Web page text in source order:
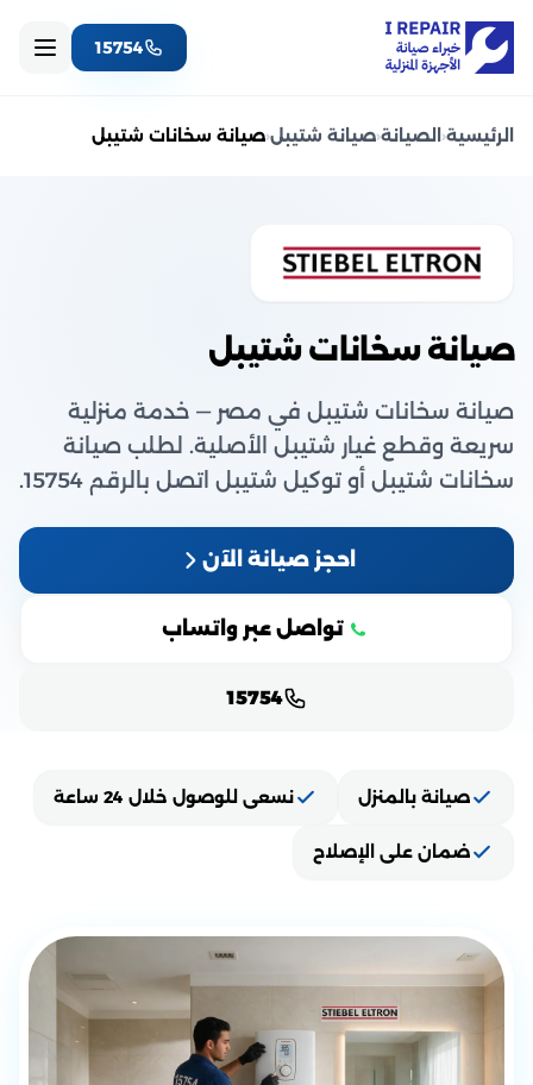
15754
الرئيسية‹ الصيانة‹صيانة شتيبل‹صيانة سخانات شتيبل
صيانة سخانات شتيبل
صيانة سخانات شتيبل في مصر — خدمة منزلية
سريعة وقطع غيار شتيبل الأصلية. لطلب صيانة
سخانات شتيبل أو توكيل شتيبل اتصل بالرقم 15754.
احجز صيانة الآن
تواصل عبر واتساب
15754
صيانة بالمنزل نسعى للوصول خلال 24 ساعة
ضمان على الإصلاح